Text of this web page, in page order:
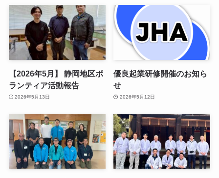
【2026年5月】 静岡地区ボ
ランティア活動報告
2026年5月13日
優良起業研修開催のお知ら
せ
2026年5月12日